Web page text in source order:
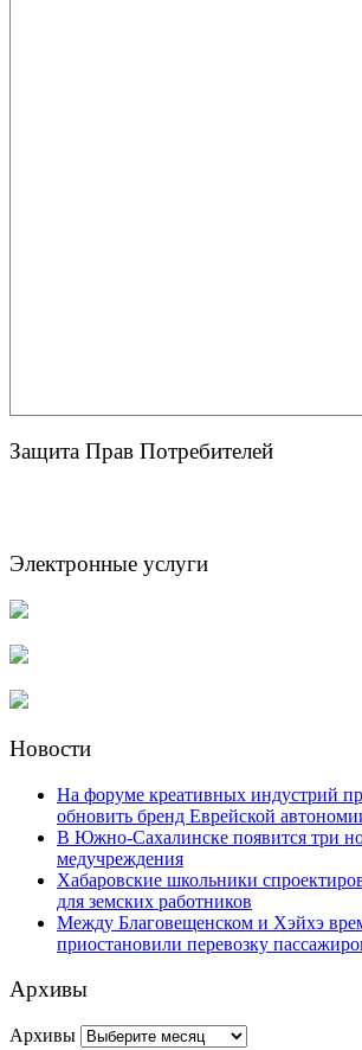
Защита Прав Потребителей
Электронные услуги
Новости
На форуме креативных индустрий
обновить бренд Еврейской
В Южно-Сахалинске появится три
медучреждения
Хабаровские школьники
для земских работников
Между Благовещенском и Хэйхэ
приостановили перевозку
Архивы
Архивы